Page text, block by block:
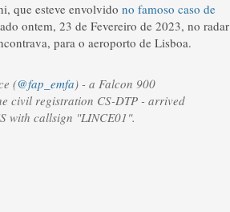
que esteve envolvido no famoso caso de
ontem, 23 de Fevereiro de 2023, no radar
para o aeroporto de Lisboa.
(@fap_emfa) - a Falcon 900
civil registration CS-DTP - arrived
with callsign "LINCE01".